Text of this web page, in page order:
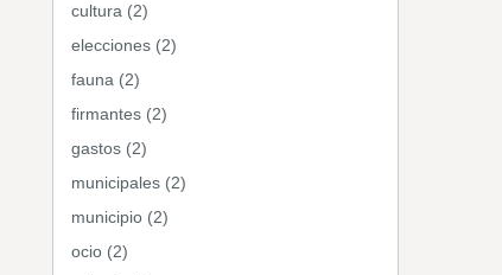
cultura (2)
elecciones (2)
fauna (2)
firmantes (2)
gastos (2)
municipales (2)
municipio (2)
ocio (2)